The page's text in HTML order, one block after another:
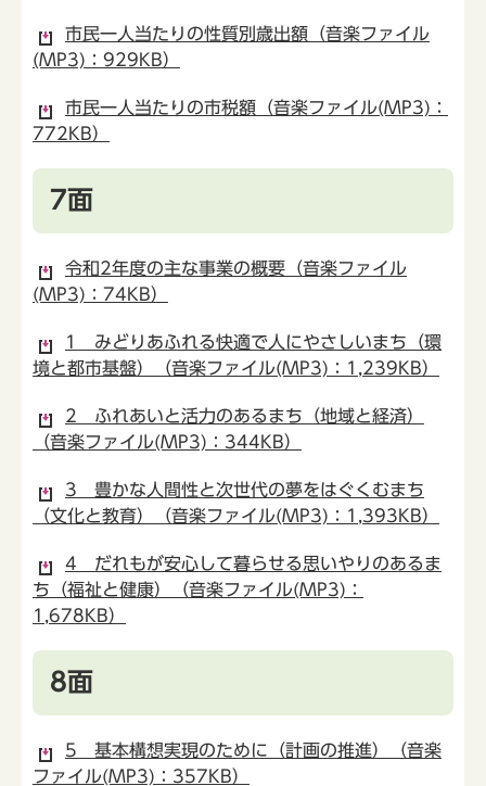
市民一人当たりの性質別歳出額（音楽ファイル
(MP3)：929KB）
市民一人当たりの市税額（音楽ファイル(MP3)：
772KB）
7面
令和2年度の主な事業の概要（音楽ファイル
(MP3)：74KB）
1 みどりあふれる快適で人にやさしいまち（環
境と都市基盤）（音楽ファイル(MP3)：1,239KB）
2 ふれあいと活力のあるまち（地域と経済）
（音楽ファイル(MP3)：344KB）
3 豊かな人間性と次世代の夢をはぐくむまち
（文化と教育）（音楽ファイル(MP3)：1,393KB）
4 だれもが安心して暮らせる思いやりのあるま
ち（福祉と健康）（音楽ファイル(MP3)：
1,678KB）
8面
5 基本構想実現のために（計画の推進）（音楽
ファイル(MP3)：357KB）